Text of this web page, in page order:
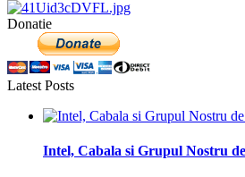
Donatie
Latest Posts
Intel, Cabala si Grupul Nostru